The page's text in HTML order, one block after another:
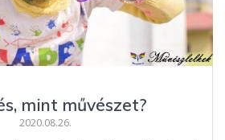
mint művészet?
2020.08.26.